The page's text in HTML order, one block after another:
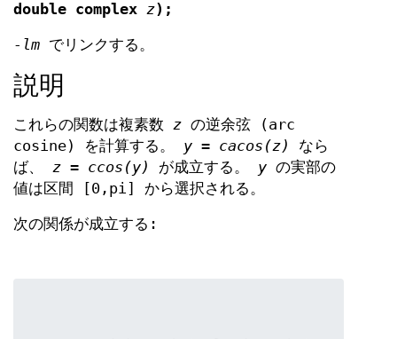
double complex z);
-lm でリンクする。
説明
これらの関数は複素数 z の逆余弦 (arc
cosine) を計算する。 y = cacos(z)
なら
ば、 z = ccos(y) が成立する。 y の実部の
値は区間 [0,pi] から選択される。
次の関係が成立する: